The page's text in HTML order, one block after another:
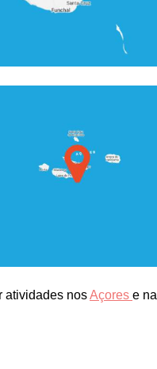
atividades nosAçores e na